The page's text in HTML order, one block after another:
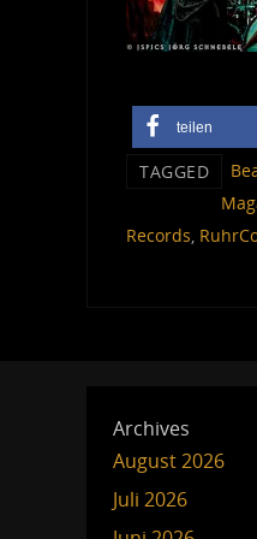
teilen
TAGGED
Records,
Archives
August 2026
Juli 2026